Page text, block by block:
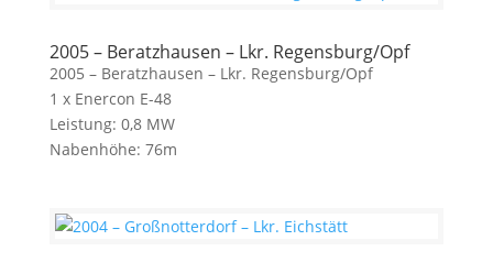
2005 – Beratzhausen – Lkr. Regensburg/Opf
2005 – Beratzhausen – Lkr. Regensburg/Opf
1 x Enercon E-48
Leistung: 0,8 MW
Nabenhöhe: 76m